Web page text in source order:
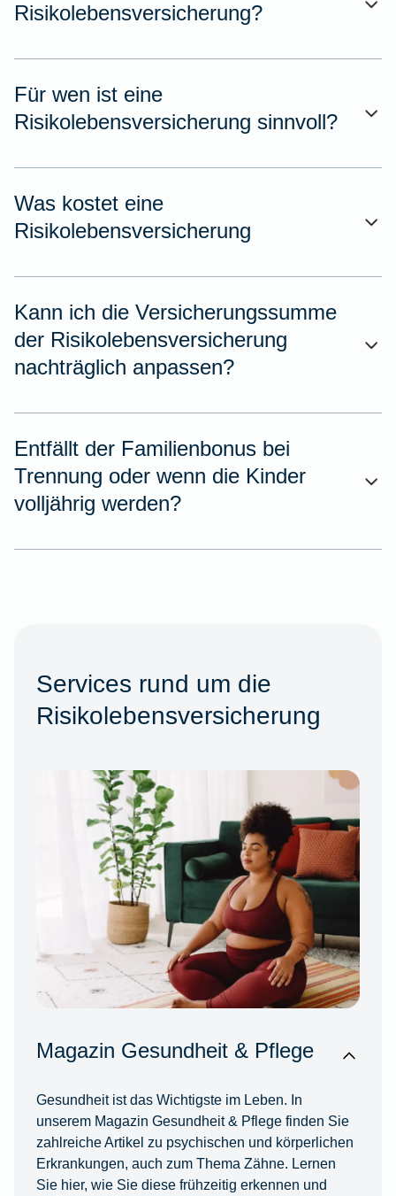
Risikolebensversicherung?
Für wen ist eine
Risikolebensversicherung sinnvoll?
Was kostet eine
Risikolebensversicherung
Kann ich die Versicherungssumme
der Risikolebensversicherung
nachträglich anpassen?
Entfällt der Familienbonus bei
Trennung oder wenn die Kinder
volljährig werden?
Services rund um die
Risikolebensversicherung
Magazin Gesundheit & Pflege
Gesundheit ist das Wichtigste im Leben. In
unserem Magazin Gesundheit & Pflege finden Sie
zahlreiche Artikel zu psychischen und körperlichen
Erkrankungen, auch zum Thema Zähne. Lernen
Sie hier, wie Sie diese frühzeitig erkennen und